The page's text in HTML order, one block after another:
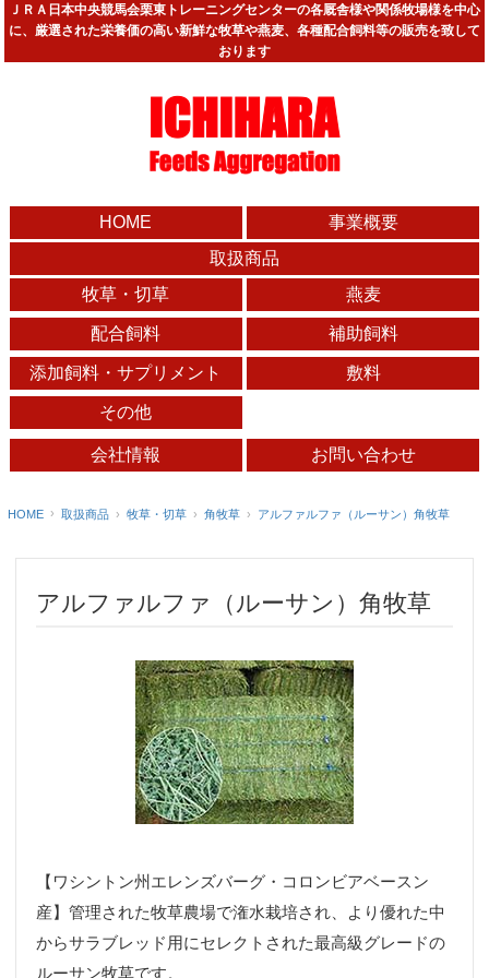
ＪＲＡ日本中央競馬会栗東トレーニングセンターの各厩舎様や関係牧場様を中心
に、厳選された栄養価の高い新鮮な牧草や燕麦、各種配合飼料等の販売を致して
おります
HOME
事業概要
取扱商品
牧草・切草
燕麦
配合飼料 補助飼料
添加飼料・サプリメント 敷料
その他
会社情報 お問い合わせ
HOME 取扱商品 牧草・切草 角牧草 アルファルファ（ルーサン）角牧草
アルファルファ（ルーサン）角牧草
【ワシントン州エレンズバーグ・コロンビアベースン
産】管理された牧草農場で潅水栽培され、より優れた中
からサラブレッド用にセレクトされた最高級グレードの
ルーサン牧草です。